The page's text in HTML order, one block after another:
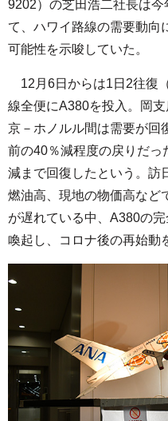
9202）の芝田浩二社長は
て、ハワイ路線の需要動向
可能性を示唆していた。
12月6日からは1日2往復
線全便にA380を投入。岡
京－ホノルル間は需要が回
前の40％減程度の戻りだっ
減まで回復したという。訪
燃油高、現地の物価高など
が遅れている中、A380の
喚起し、コロナ後の再始動